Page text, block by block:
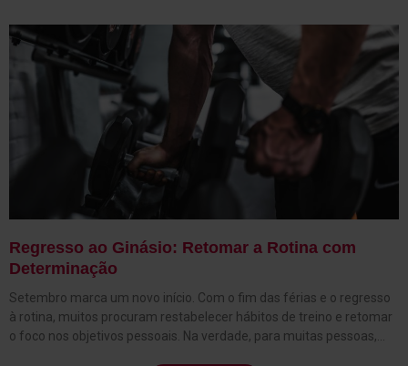
Regresso ao Ginásio: Retomar a Rotina com
Determinação
Setembro marca um novo início. Com o fim das férias e o regresso
à rotina, muitos procuram restabelecer hábitos de treino e retomar
o foco nos objetivos pessoais. Na verdade, para muitas pessoas,